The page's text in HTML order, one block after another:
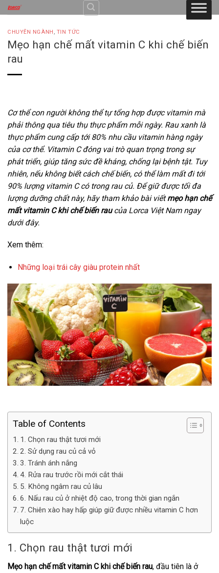
Skip
to
content
CHUYÊN NGÀNH , TIN TỨC
Mẹo hạn chế mất vitamin C khi chế biến
rau
Cơ thể con người không thể tự tổng hợp được vitamin mà
phải thông qua tiêu thụ thực phẩm mỗi ngày. Rau xanh là
thực phẩm cung cấp tới 80% nhu cầu vitamin hàng ngày
của cơ thể. Vitamin C đóng vai trò quan trọng trong sự
phát triển, giúp tăng sức đề kháng, chống lại bệnh tật. Tuy
nhiên, nếu không biết cách chế biến, có thể làm mất đi tới
90% lượng vitamin C có trong rau củ. Để giữ được tối đa
lượng dưỡng chất này, hãy tham khảo bài viếtmẹo hạn chế
mất vitamin C khi chế biến raucủa Lorca Việt Nam ngay
dưới đây.
Xem thêm:
Những loại trái cây giàu protein nhất
Table of Contents
1. Chọn rau thật tươi mới
2. Sử dụng rau củ cả vỏ
3. Tránh ánh nắng
4. Rửa rau trước rồi mới cắt thái
5. Không ngâm rau củ lâu
6. Nấu rau củ ở nhiệt độ cao, trong thời gian ngắn
7. Chiên xào hay hấp giúp giữ được nhiều vitamin C hơn
luộc
1. Chọn rau thật tươi mới
Mẹo hạn chế mất vitamin C khi chế biến rau, đầu tiên là ở